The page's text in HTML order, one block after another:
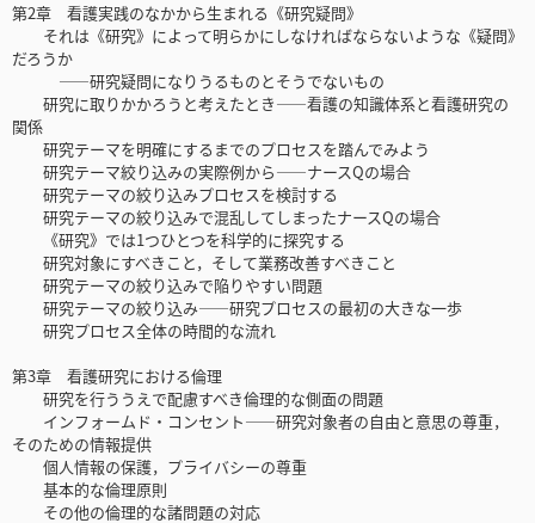
第2章 看護実践のなかから生まれる《研究疑問》
それは《研究》によって明らかにしなければならないような《疑問》
だろうか
――研究疑問になりうるものとそうでないもの
研究に取りかかろうと考えたとき――看護の知識体系と看護研究の
関係
研究テーマを明確にするまでのプロセスを踏んでみよう
研究テーマ絞り込みの実際例から――ナースQの場合
研究テーマの絞り込みプロセスを検討する
研究テーマの絞り込みで混乱してしまったナースQの場合
《研究》では1つひとつを科学的に探究する
研究対象にすべきこと，そして業務改善すべきこと
研究テーマの絞り込みで陥りやすい問題
研究テーマの絞り込み――研究プロセスの最初の大きな一歩
研究プロセス全体の時間的な流れ
第3章 看護研究における倫理
研究を行ううえで配慮すべき倫理的な側面の問題
インフォームド・コンセント――研究対象者の自由と意思の尊重，
そのための情報提供
個人情報の保護，プライバシーの尊重
基本的な倫理原則
その他の倫理的な諸問題の対応